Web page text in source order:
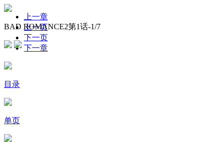
BAD ROMANCE2第1话-1/7
上一章
上一页
下一页
下一章
目录
单页